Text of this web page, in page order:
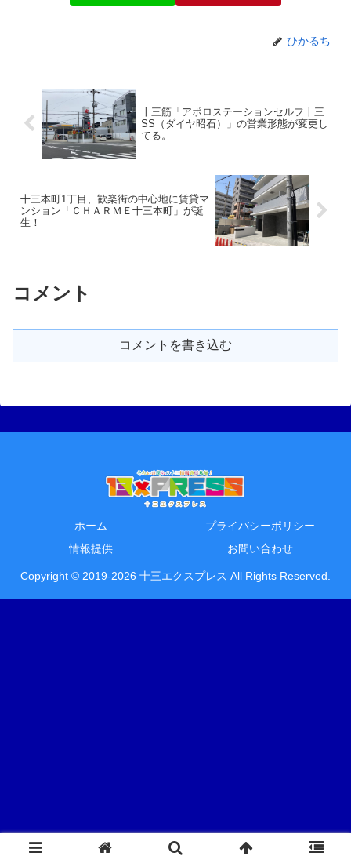
ひかるち
十三筋「アポロステーションセルフ十三
SS（ダイヤ昭石）」の営業形態が変更し
てる。
十三本町1丁目、歓楽街の中心地に賃貸マ
ンション「ＣＨＡＲＭＥ十三本町」が誕
生！
コメント
コメントを書き込む
ホーム
プライバシーポリシー
情報提供
お問い合わせ
Copyright © 2019-2026 十三エクスプレス All Rights Reserved.